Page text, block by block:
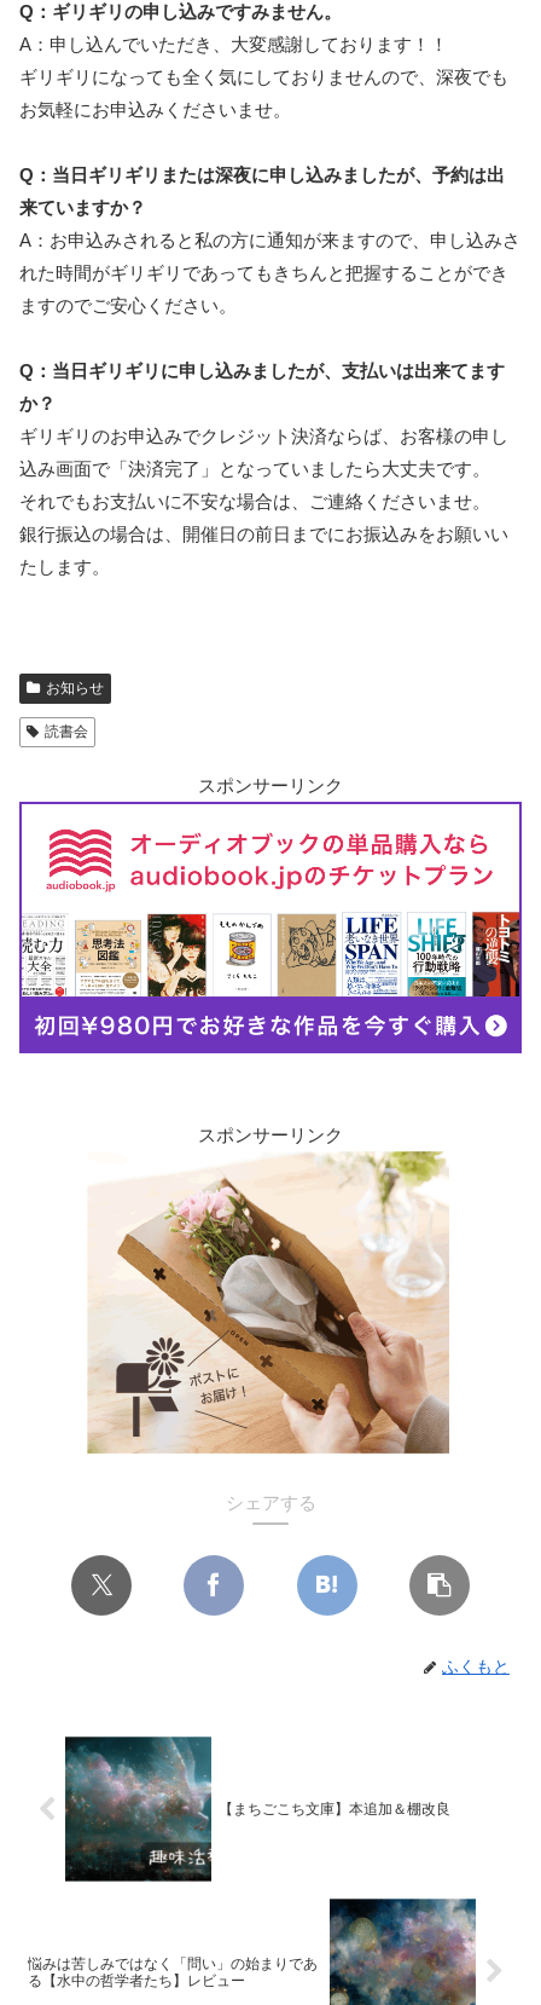
Q：ギリギリの申し込みですみません。
A：申し込んでいただき、大変感謝しております！！
ギリギリになっても全く気にしておりませんので、深夜でも
お気軽にお申込みくださいませ。
Q：当日ギリギリまたは深夜に申し込みましたが、予約は出
来ていますか？
A：お申込みされると私の方に通知が来ますので、申し込みさ
れた時間がギリギリであってもきちんと把握することができ
ますのでご安心ください。
Q：当日ギリギリに申し込みましたが、支払いは出来てます
か？
ギリギリのお申込みでクレジット決済ならば、お客様の申し
込み画面で「決済完了」となっていましたら大丈夫です。
それでもお支払いに不安な場合は、ご連絡くださいませ。
銀行振込の場合は、開催日の前日までにお振込みをお願いい
たします。
お知らせ
読書会
スポンサーリンク
スポンサーリンク
シェアする
ふくもと
【まちごこち文庫】本追加＆棚改良
悩みは苦しみではなく「問い」の始まりであ
る【水中の哲学者たち】レビュー